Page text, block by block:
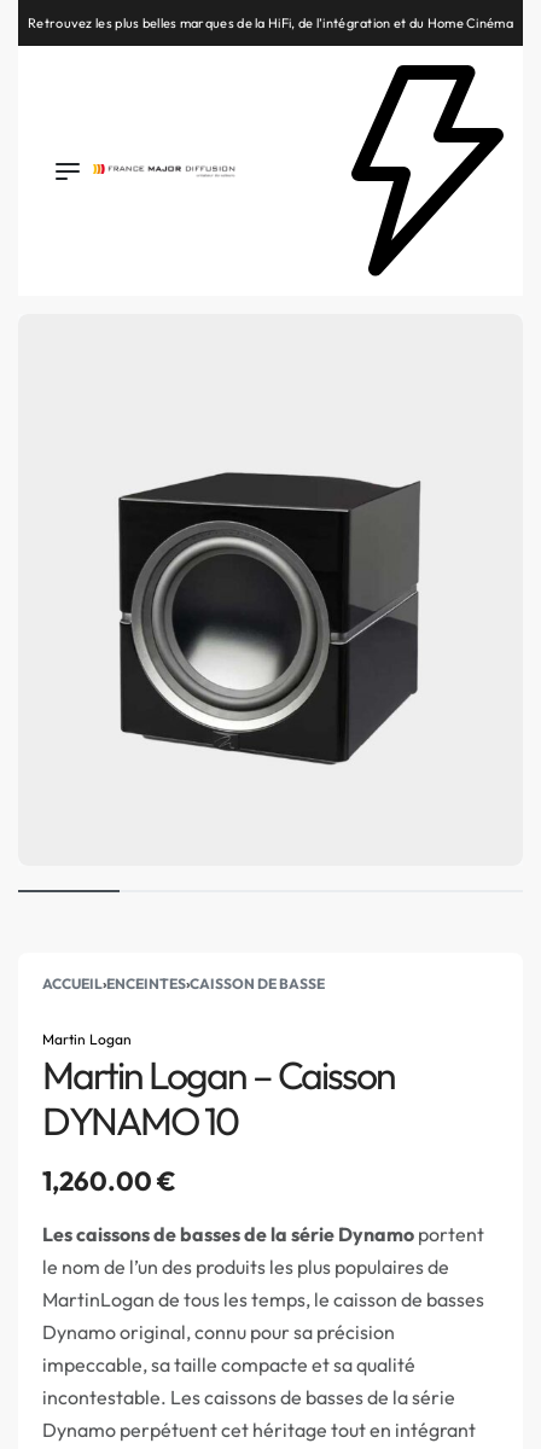
Retrouvez les plus belles marques de la HiFi, de l’intégration et du Home Cinéma
ACCUEIL›ENCEINTES›CAISSON DE BASSE
Martin Logan
Martin Logan – Caisson
DYNAMO 10
1,260.00€
Les caissons de basses de la série Dynamo portent
le nom de l’un des produits les plus populaires de
MartinLogan de tous les temps, le caisson de basses
Dynamo original, connu pour sa précision
impeccable, sa taille compacte et sa qualité
incontestable. Les caissons de basses de la série
Dynamo perpétuent cet héritage tout en intégrant